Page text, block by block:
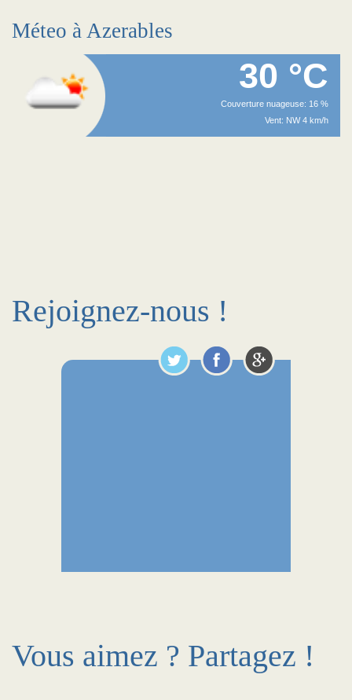
Méteo à Azerables
30 °C
Couverture nuageuse: 16 %
Vent: NW 4 km/h
Rejoignez-nous !
Vous aimez ? Partagez !